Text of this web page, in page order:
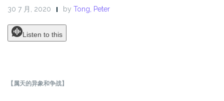
30 7 月, 2020 by Tong, Peter
Listen to this
【属天的异象和争战】